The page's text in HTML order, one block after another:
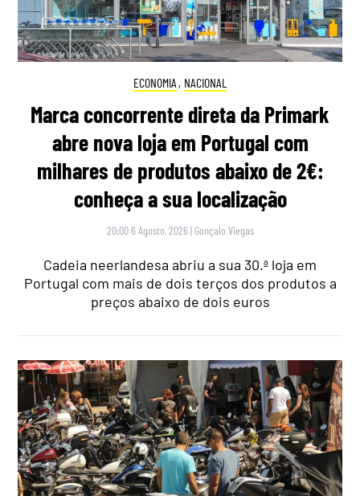
ECONOMIA , NACIONAL
Marca concorrente direta da Primark
abre nova loja em Portugal com
milhares de produtos abaixo de 2€:
conheça a sua localização
20:00 6 Agosto, 2026 | Gonçalo Viegas
Cadeia neerlandesa abriu a sua 30.ª loja em
Portugal com mais de dois terços dos produtos a
preços abaixo de dois euros